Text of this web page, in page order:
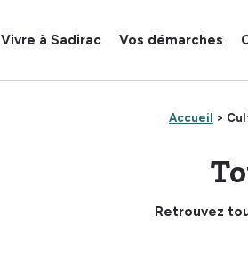
Vivre à Sadirac Vos démarches
Accueil >
Retrouvez